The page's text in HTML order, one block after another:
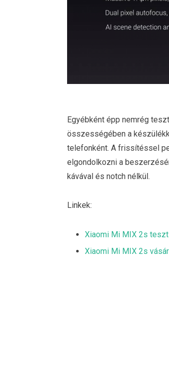
Egyébként épp nemrég
összességében a
telefonként. A frissítéssel
elgondolkozni a
kávával és notch nélkül.
Linkek:
Xiaomi Mi MIX 2s teszt
Xiaomi Mi MIX 2s